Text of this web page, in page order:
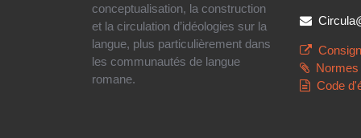
conceptualisation, la construction
et la circulation d’idéologies sur la
langue, plus particulièrement dans
les communautés de langue
romane.
Code